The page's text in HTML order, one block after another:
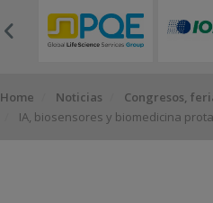
Home Noticias
Congresos,
IA, biosensores y biomedicina